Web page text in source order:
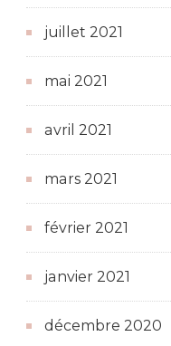
juillet 2021
mai 2021
avril 2021
mars 2021
février 2021
janvier 2021
décembre 2020